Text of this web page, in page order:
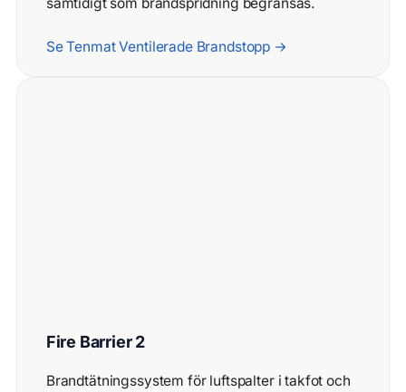
samtidigt som brandspridning begränsas.
Se Tenmat Ventilerade Brandstopp →
Fire Barrier 2
Brandtätningssystem för luftspalter i takfot och